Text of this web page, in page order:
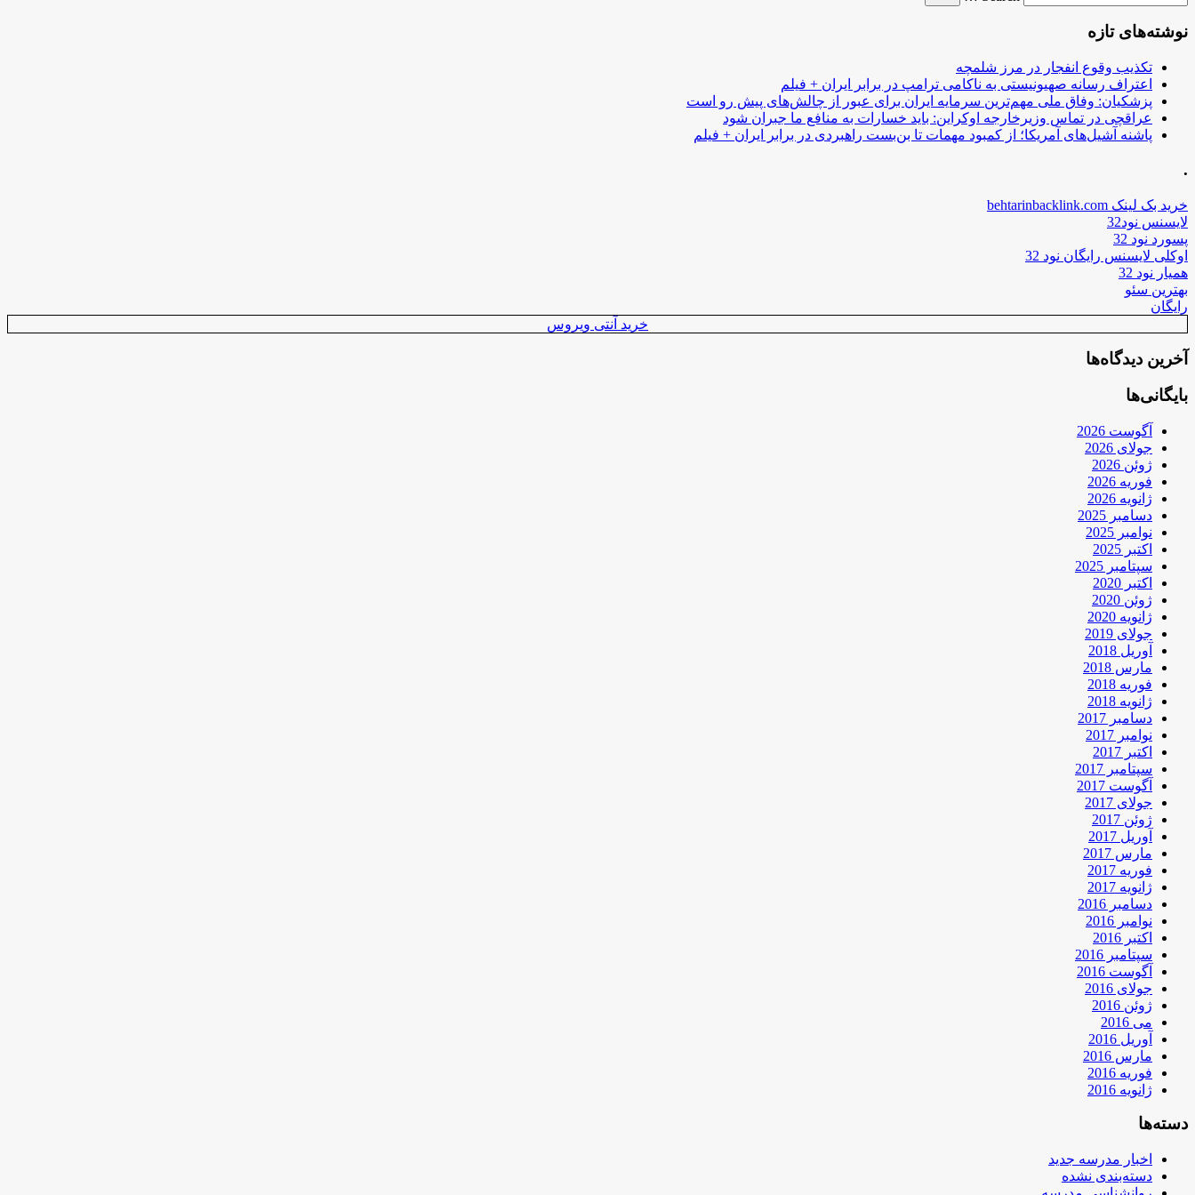
نوشته‌های تازه
تکذیب وقوع انفجار در مرز شلمچه
اعتراف رسانه صهیونیستی به ناکامی ترامپ در برابر ایران + فیلم
پزشکیان: وفاق ملی مهم‌ترین سرمایه ایران برای عبور از چالش‌های پیش رو است
عراقچی در تماس وزیرخارجه اوکراین: باید خسارات به منافع ما جبران شود
پاشنه آشیل‌های آمریکا؛ از کمبود مهمات تا بن‌بست راهبردی در برابر ایران + فیلم
.
خرید بک لینک behtarinbacklink.com
لایسنس نود32
پسورد نود 32
اوکلی لایسنس رایگان نود 32
همیار نود 32
بهترین سئو
رایگان
خرید آنتی ویروس
آخرین دیدگاه‌ها
بایگانی‌ها
آگوست 2026
جولای 2026
ژوئن 2026
فوریه 2026
ژانویه 2026
دسامبر 2025
نوامبر 2025
اکتبر 2025
سپتامبر 2025
اکتبر 2020
ژوئن 2020
ژانویه 2020
جولای 2019
آوریل 2018
مارس 2018
فوریه 2018
ژانویه 2018
دسامبر 2017
نوامبر 2017
اکتبر 2017
سپتامبر 2017
آگوست 2017
جولای 2017
ژوئن 2017
آوریل 2017
مارس 2017
فوریه 2017
ژانویه 2017
دسامبر 2016
نوامبر 2016
اکتبر 2016
سپتامبر 2016
آگوست 2016
جولای 2016
ژوئن 2016
می 2016
آوریل 2016
مارس 2016
فوریه 2016
ژانویه 2016
دسته‌ها
اخبار مدرسه جدید
دسته‌بندی نشده